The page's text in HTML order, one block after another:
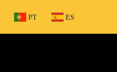
PT ES